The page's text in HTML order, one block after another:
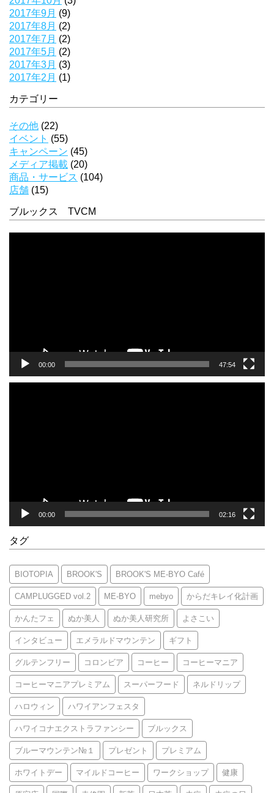
2017年9月 (9)
2017年8月 (2)
2017年7月 (2)
2017年5月 (2)
2017年3月 (3)
2017年2月 (1)
カテゴリー
その他 (22)
イベント (55)
キャンペーン (45)
メディア掲載 (20)
商品・サービス (104)
店舗 (15)
ブルックス TVCM
00:00 47:54
00:00 02:16
タグ
BIOTOPIA BROOK'S BROOK'S ME-BYO Café
CAMPLUGGED vol.2 ME-BYO mebyo からだキレイ化計画
かんたフェ ぬか美人 ぬか美人研究所 よさこい
インタビュー エメラルドマウンテン ギフト
グルテンフリー コロンビア コーヒー コーヒーマニア
コーヒーマニアプレミアム スーパーフード ネルドリップ
ハロウィン ハワイアンフェスタ
ハワイコナエクストラファンシー ブルックス
ブルーマウンテン№１ プレゼント プレミアム
ホワイトデー マイルドコーヒー ワークショップ 健康